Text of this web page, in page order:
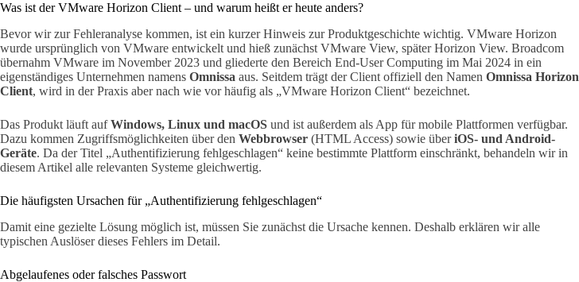
Was ist der VMware Horizon Client – und warum heißt er heute anders?
Bevor wir zur Fehleranalyse kommen, ist ein kurzer Hinweis zur Produktgeschichte wichtig. VMware Horizon
wurde ursprünglich von VMware entwickelt und hieß zunächst VMware View, später Horizon View. Broadcom
übernahm VMware im November 2023 und gliederte den Bereich End-User Computing im Mai 2024 in ein
eigenständiges Unternehmen namens Omnissa aus. Seitdem trägt der Client offiziell den Namen Omnissa Horizon
Client, wird in der Praxis aber nach wie vor häufig als „VMware Horizon Client“ bezeichnet.
Das Produkt läuft aufWindows, Linux und macOS und ist außerdem als App für mobile Plattformen verfügbar.
Dazu kommen Zugriffsmöglichkeiten über den Webbrowser (HTML Access) sowie überiOS- und Android-
Geräte. Da der Titel „Authentifizierung fehlgeschlagen“ keine bestimmte Plattform einschränkt, behandeln wir in
diesem Artikel alle relevanten Systeme gleichwertig.
Die häufigsten Ursachen für „Authentifizierung fehlgeschlagen“
Damit eine gezielte Lösung möglich ist, müssen Sie zunächst die Ursache kennen. Deshalb erklären wir alle
typischen Auslöser dieses Fehlers im Detail.
Abgelaufenes oder falsches Passwort